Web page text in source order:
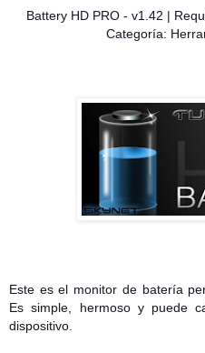
Battery HD PRO - v1.42 |
Categoría:
Este es el monitor de batería
Es simple, hermoso y puede
dispositivo.